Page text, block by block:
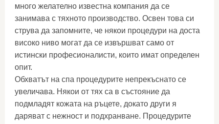
много желателно известна компания да се
занимава с тяхното производство. Освен това си
струва да запомните, че някои процедури на доста
високо ниво могат да се извършват само от
истински професионалисти, които имат определен
опит.
Обхватът на спа процедурите непрекъснато се
увеличава. Някои от тях са в състояние да
подмладят кожата на ръцете, докато други я
даряват с нежност и подхранване. Процедурите